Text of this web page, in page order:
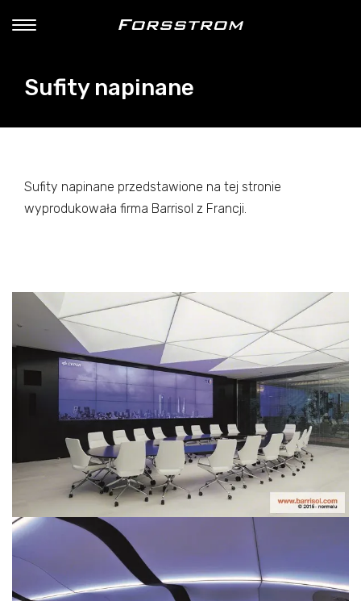
Sufity napinane
Sufity napinane przedstawione na tej stronie
wyprodukowała firma Barrisol z Francji.